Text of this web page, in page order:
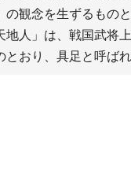
観念を生ずるものと
人」は、戦国武
とおり、具足と呼ば